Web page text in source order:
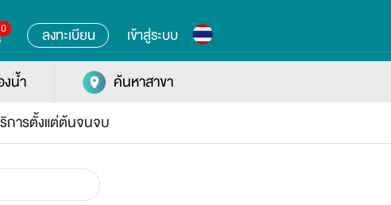
0 ลงทะเบียน เข้าสู่ระบบ
น้ำ
ค้นหาสาขา
การตั้งแต่ต้นจนจบ